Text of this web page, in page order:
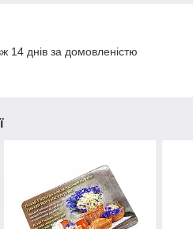
14 днів за домовленістю